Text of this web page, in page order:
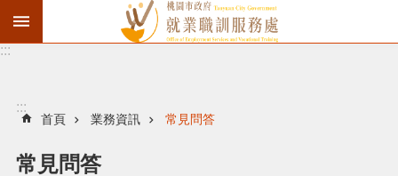
報
徵
才
:::
:::
首頁 業務資訊 常見問答
常見問答